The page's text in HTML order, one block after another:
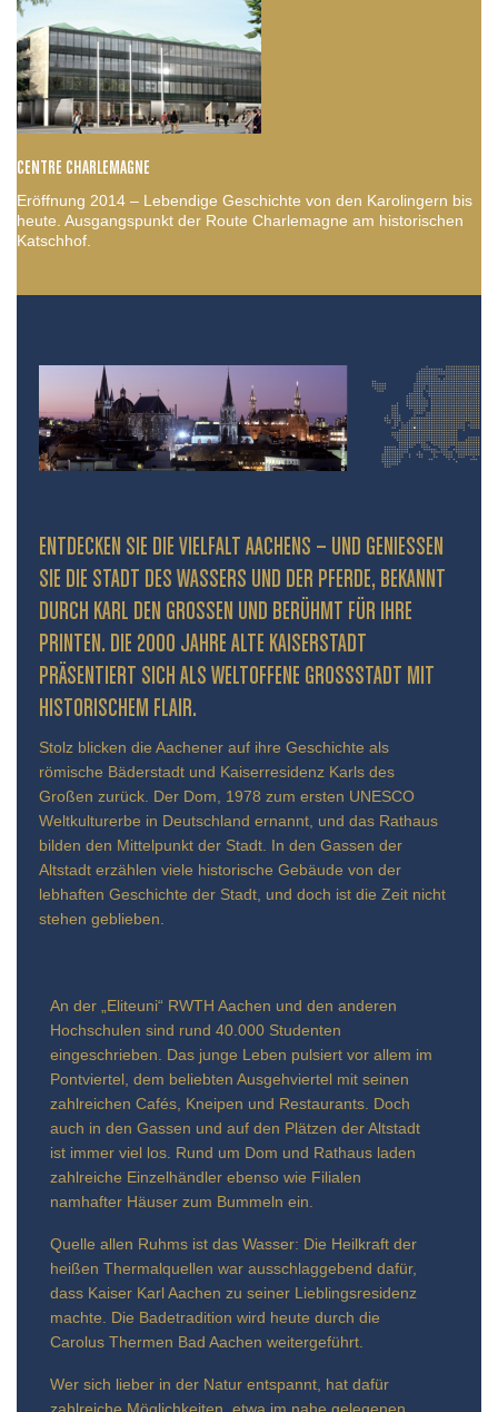
CENTRE CHARLEMAGNE
Eröffnung 2014 – Lebendige Geschichte von den Karolingern bis
heute. Ausgangspunkt der Route Charlemagne am historischen
Katschhof.
ENTDECKEN SIE DIE VIELFALT AACHENS – UND GENIESSEN S
IE DIE STADT DES WASSERS UND DER PFERDE, BEKANNT D
URCH KARL DEN GROSSEN UND BERÜHMT FÜR IHRE PR
INTEN. DIE 2000 JAHRE ALTE KAISERSTADT PR
ÄSENTIERT SICH ALS WELTOFFENE GROSSSTADT MIT HIS
TORISCHEM FLAIR.
Stolz blicken die Aachener auf ihre Geschichte als
römische Bäderstadt und Kaiserresidenz Karls des
Großen zurück. Der Dom, 1978 zum ersten UNESCO
Weltkulturerbe in Deutschland ernannt, und das Rathaus
bilden den Mittelpunkt der Stadt. In den Gassen der
Altstadt erzählen viele historische Gebäude von der
lebhaften Geschichte der Stadt, und doch ist die Zeit nicht
stehen geblieben.
An der „Eliteuni“ RWTH Aachen und den anderen
Hochschulen sind rund 40.000 Studenten
eingeschrieben. Das junge Leben pulsiert vor allem im
Pontviertel, dem beliebten Ausgehviertel mit seinen
zahlreichen Cafés, Kneipen und Restaurants. Doch
auch in den Gassen und auf den Plätzen der Altstadt
ist immer viel los. Rund um Dom und Rathaus laden
zahlreiche Einzelhändler ebenso wie Filialen
namhafter Häuser zum Bummeln ein.
Quelle allen Ruhms ist das Wasser: Die Heilkraft der
heißen Thermalquellen war ausschlaggebend dafür,
dass Kaiser Karl Aachen zu seiner Lieblingsresidenz
machte. Die Badetradition wird heute durch die
Carolus Thermen Bad Aachen weitergeführt.
Wer sich lieber in der Natur entspannt, hat dafür